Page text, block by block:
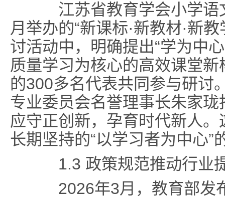
江苏省教育学会小学语
月举办的“新课标·新教材·新
讨活动中，明确提出“学为中
质量学习为核心的高效课堂
的300多名代表共同参与研讨
专业委员会名誉理事长朱家
应守正创新，孕育时代新人
长期坚持的“以学习者为中心”
1.3 政策规范推动行业
2026年3月，教育部发